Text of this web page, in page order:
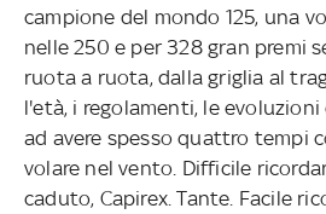
campione del mondo 125, una
nelle 250 e per 328 gran premi
ruota a ruota, dalla griglia al
l'età, i regolamenti, le
ad avere spesso quattro tempi
volare nel vento. Difficile
caduto, Capirex. Tante. Facile